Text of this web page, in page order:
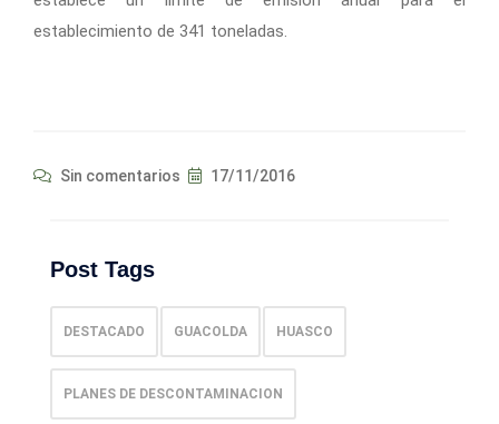
establecimiento de 341 toneladas.
Sin comentarios 17/11/2016
Post Tags
DESTACADO GUACOLDA HUASCO
PLANES DE DESCONTAMINACION